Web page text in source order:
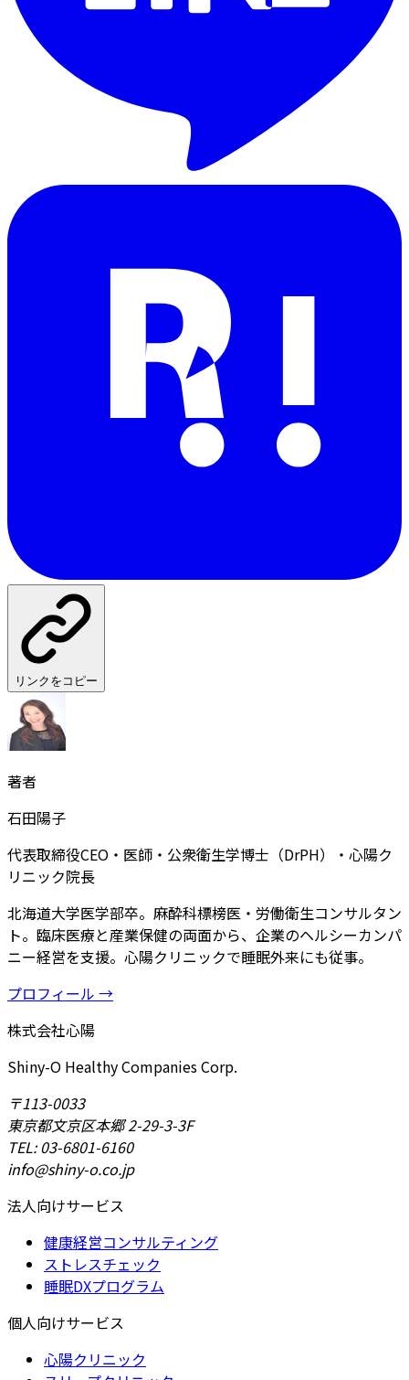
リンクをコピー
著者
石田陽子
代表取締役CEO・医師・公衆衛生学博士（DrPH）・心陽ク
リニック院長
北海道大学医学部卒。麻酔科標榜医・労働衛生コンサルタン
ト。臨床医療と産業保健の両面から、企業のヘルシーカンパ
ニー経営を支援。心陽クリニックで睡眠外来にも従事。
プロフィール →
株式会社心陽
Shiny-O Healthy Companies Corp.
〒113-0033
東京都文京区本郷 2-29-3-3F
TEL: 03-6801-6160
info@shiny-o.co.jp
法人向けサービス
健康経営コンサルティング
ストレスチェック
睡眠DXプログラム
個人向けサービス
心陽クリニック